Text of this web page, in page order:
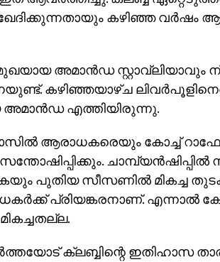
കഴിഞ്ഞ വര്‍ഷം
അമാന്‍ഡ സ്റ്റാവ്‌ലിയാവും
കഴിഞ്ഞയാഴ്ച
അമാന്‍ഡ എത്തിയിരുന്നു.
ആരാധകരെയും കോച്ച്
ചാമ്പ്യന്‍ഷിപ്പില്‍
പുതിയ സീസണില്‍ മികച്ച
പ്രിയങ്കരനാണ്. എന്നാല്‍
ക്ലബ്ബിന്റെ ഇതിഹാസ